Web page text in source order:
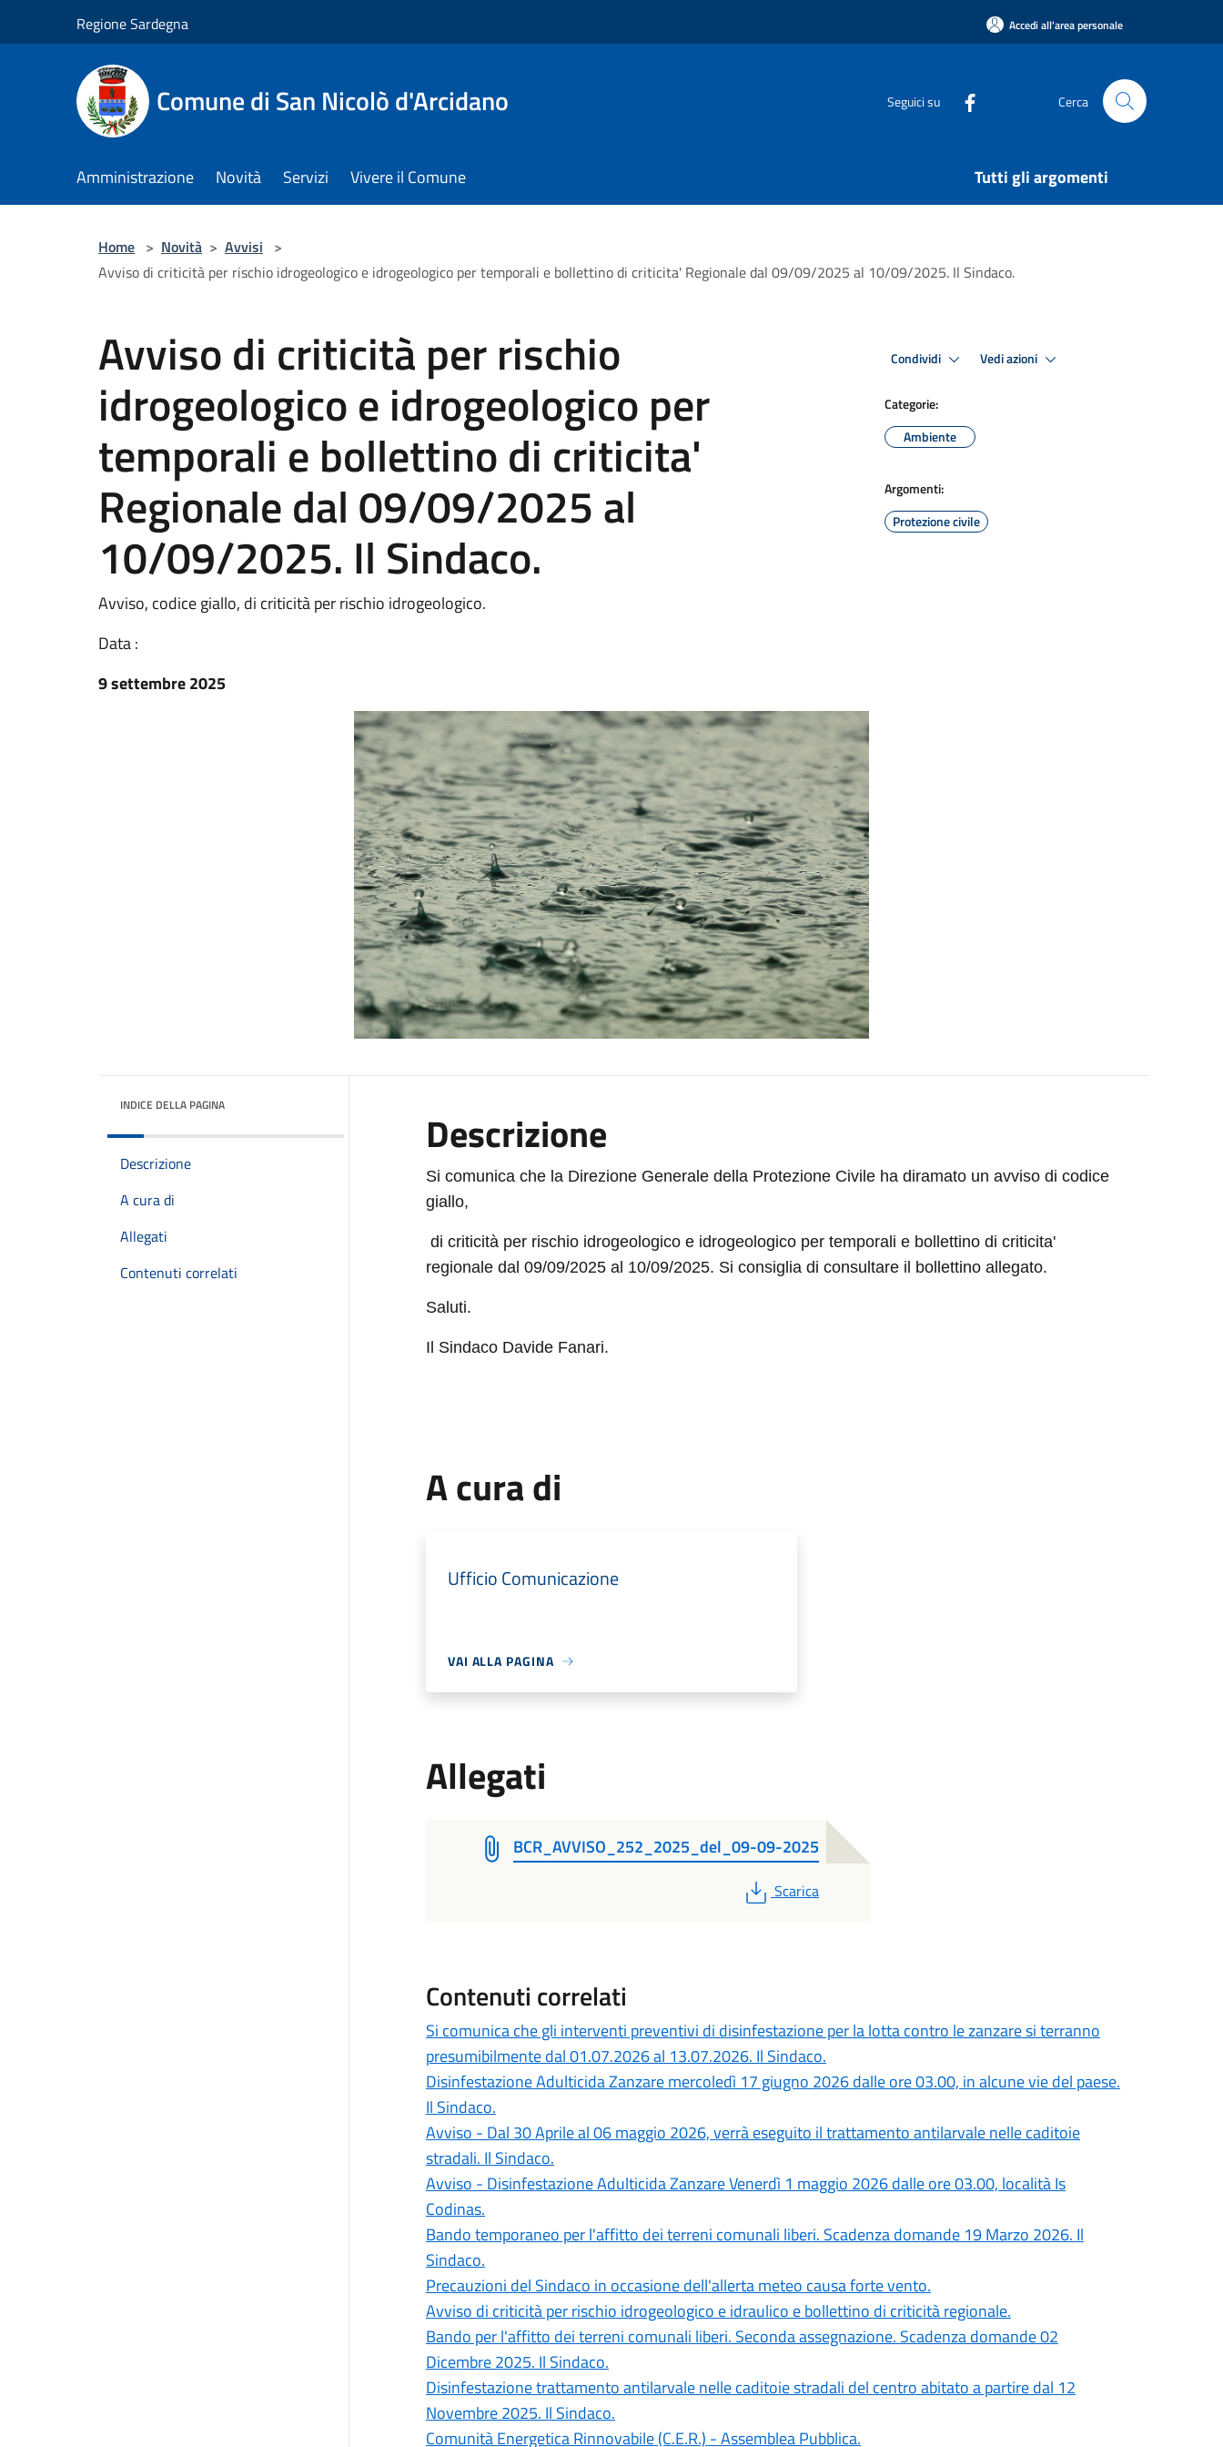
Regione Sardegna Accedi all'area personale
Comune di San Nicolò d'Arcidano Seguici su Cerca
Amministrazione Novità Servizi Vivere il Comune Tutti gli argomenti
Home > Novità > Avvisi >
Avviso di criticità per rischio idrogeologico e idrogeologico per temporali e bollettino di criticita' Regionale dal 09/09/2025 al 10/09/2025. Il Sindaco.
Avviso di criticità per rischio
idrogeologico e idrogeologico per
temporali e bollettino di criticita'
Regionale dal 09/09/2025 al
10/09/2025. Il Sindaco.
Avviso, codice giallo, di criticità per rischio idrogeologico.
Data :
9 settembre 2025
Condividi Vedi azioni
Categorie:
Ambiente
Argomenti:
Protezione civile
INDICE DELLA PAGINA
Descrizione
A cura di
Allegati
Contenuti correlati
Descrizione
Si comunica che la Direzione Generale della Protezione Civile ha diramato un avviso di codice
giallo,
di criticità per rischio idrogeologico e idrogeologico per temporali e bollettino di criticita'
regionale dal 09/09/2025 al 10/09/2025. Si consiglia di consultare il bollettino allegato.
Saluti.
Il Sindaco Davide Fanari.
A cura di
Ufficio Comunicazione
VAI ALLA PAGINA
Allegati
BCR_AVVISO_252_2025_del_09-09-2025
PDF
Scarica
Contenuti correlati
Si comunica che gli interventi preventivi di disinfestazione per la lotta contro le zanzare si terranno
presumibilmente dal 01.07.2026 al 13.07.2026. Il Sindaco.
Disinfestazione Adulticida Zanzare mercoledì 17 giugno 2026 dalle ore 03.00, in alcune vie del paese.
Il Sindaco.
Avviso - Dal 30 Aprile al 06 maggio 2026, verrà eseguito il trattamento antilarvale nelle caditoie
stradali. Il Sindaco.
Avviso - Disinfestazione Adulticida Zanzare Venerdì 1 maggio 2026 dalle ore 03.00, località Is
Codinas.
Bando temporaneo per l'affitto dei terreni comunali liberi. Scadenza domande 19 Marzo 2026. Il
Sindaco.
Precauzioni del Sindaco in occasione dell'allerta meteo causa forte vento.
Avviso di criticità per rischio idrogeologico e idraulico e bollettino di criticità regionale.
Bando per l'affitto dei terreni comunali liberi. Seconda assegnazione. Scadenza domande 02
Dicembre 2025. Il Sindaco.
Disinfestazione trattamento antilarvale nelle caditoie stradali del centro abitato a partire dal 12
Novembre 2025. Il Sindaco.
Comunità Energetica Rinnovabile (C.E.R.) - Assemblea Pubblica.